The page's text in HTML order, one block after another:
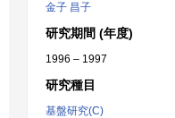
金子 昌子
研究期間 (年度)
1996 – 1997
研究種目
基盤研究(C)